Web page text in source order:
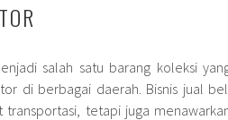
salah satu barang koleksi
di berbagai daerah. Bisnis jual
transportasi, tetapi juga